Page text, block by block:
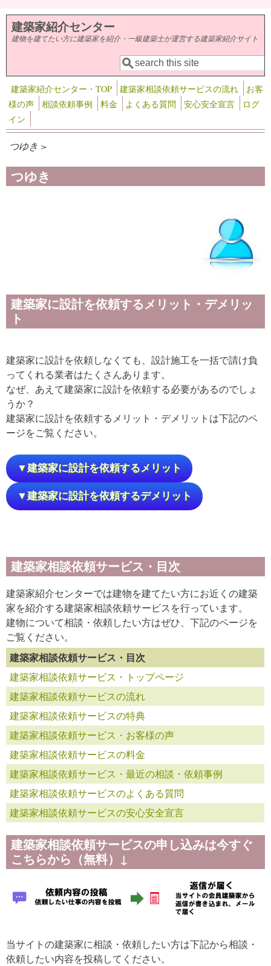
メインコンテンツに移動
建築家紹介センター
建物を建てたい方に建築家を紹介・一級建築士が運営する建築家紹介サイト
検索フォーム
検索
建築家紹介センター・TOP 建築家相談依頼サービスの流れ
お客
様の声
相談依頼事例 料金 よくある質問 安心安全宣言
ログ
イン
つゆき >
つゆき
建築家に設計を依頼するメリット・デメリッ
ト
建築家に設計を依頼しなくても、設計施工を一括で請け負
ってくれる業者はたくさんあります。
なぜ、あえて建築家に設計を依頼する必要があるのでしょ
うか？
建築家に設計を依頼するメリット・デメリットは下記のペ
ージをご覧ください。
▼建築家に設計を依頼するメリット
▼建築家に設計を依頼するデメリット
建築家相談依頼サービス・目次
建築家紹介センターでは建物を建てたい方にお近くの建築
家を紹介する建築家相談依頼サービスを行っています。
建物について相談・依頼したい方はぜひ、下記のページを
ご覧ください。
建築家相談依頼サービス・目次
建築家相談依頼サービス・トップページ
建築家相談依頼サービスの流れ
建築家相談依頼サービスの特典
建築家相談依頼サービス・お客様の声
建築家相談依頼サービスの料金
建築家相談依頼サービス・最近の相談・依頼事例
建築家相談依頼サービスのよくある質問
建築家相談依頼サービスの安心安全宣言
建築家相談依頼サービスの申し込みは今すぐ
こちらから（無料）↓
当サイトの建築家に相談・依頼したい方は下記から相談・
依頼したい内容を投稿してください。